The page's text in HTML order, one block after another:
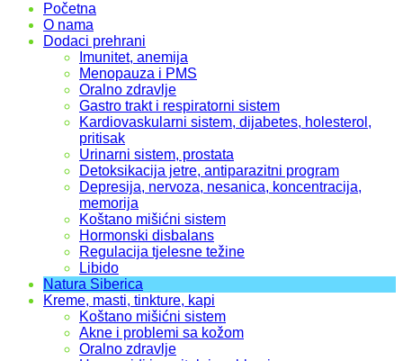
Početna
O nama
Dodaci prehrani
Imunitet, anemija
Menopauza i PMS
Oralno zdravlje
Gastro trakt i respiratorni sistem
Kardiovaskularni sistem, dijabetes, holesterol,
pritisak
Urinarni sistem, prostata
Detoksikacija jetre, antiparazitni program
Depresija, nervoza, nesanica, koncentracija,
memorija
Koštano mišićni sistem
Hormonski disbalans
Regulacija tjelesne težine
Libido
Natura Siberica
Kreme, masti, tinkture, kapi
Koštano mišićni sistem
Akne i problemi sa kožom
Oralno zdravlje